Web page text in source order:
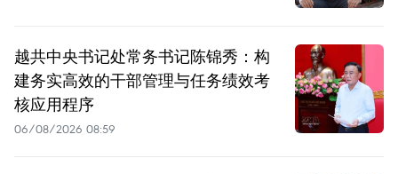
越共中央书记处常务书记陈锦秀：构
建务实高效的干部管理与任务绩效考
核应用程序
06/08/2026 08:59